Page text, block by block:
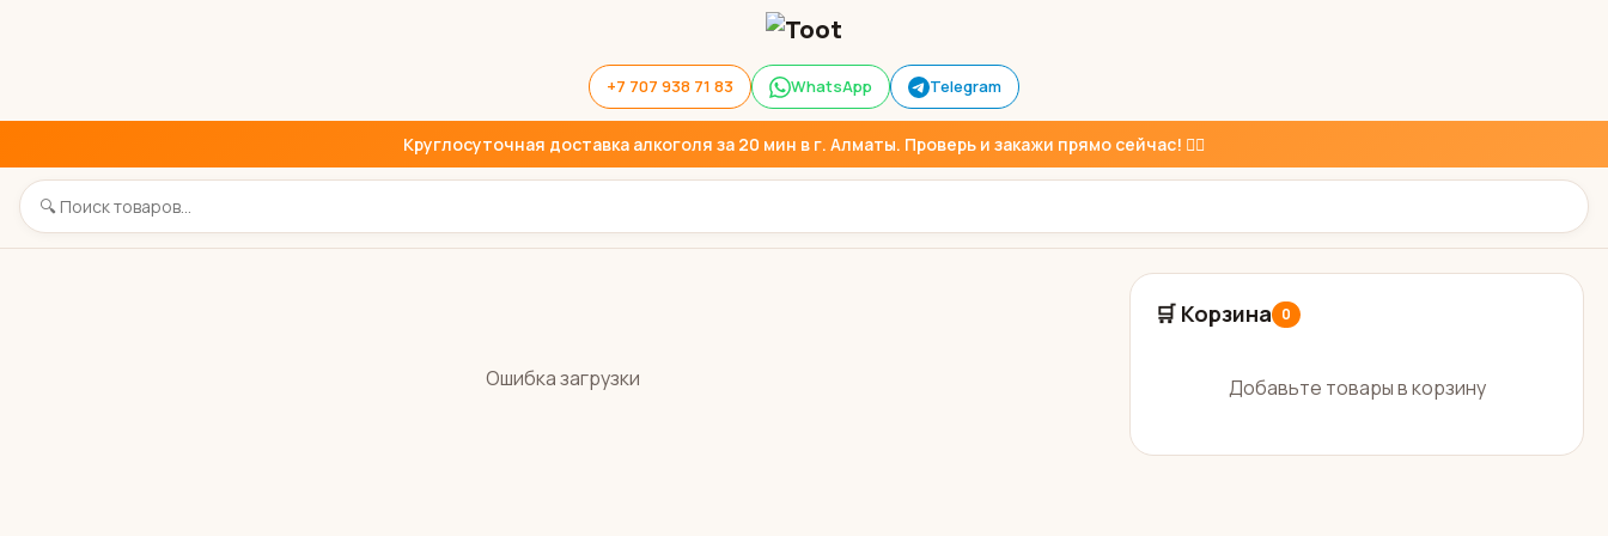
+7 707 938 71 83 WhatsApp Telegram
Круглосуточная доставка алкоголя за 20 мин в г. Алматы. Проверь и закажи прямо сейчас! 👇🏼
Ошибка загрузки
🛒 Корзина 0
Добавьте товары в корзину